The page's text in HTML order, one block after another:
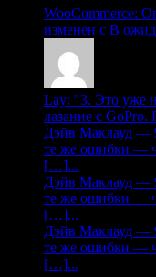
WooCommerce:
изменен с В
Lay: "3. Это уже
лазание с
Дэйв Маклауд —
те же ошибки —
[…]...
Дэйв Маклауд —
те же ошибки —
[…]...
Дэйв Маклауд —
те же ошибки —
[…]...